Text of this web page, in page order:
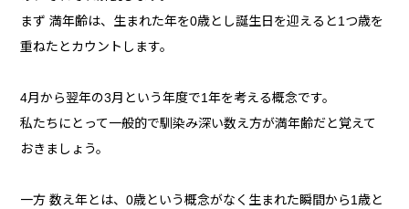
まず 満年齢は、生まれた年を0歳とし誕生日を迎えると1つ歳を
重ねたとカウントします。
4月から翌年の3月という年度で1年を考える概念です。
私たちにとって一般的で馴染み深い数え方が満年齢だと覚えて
おきましょう。
一方 数え年とは、0歳という概念がなく生まれた瞬間から1歳と